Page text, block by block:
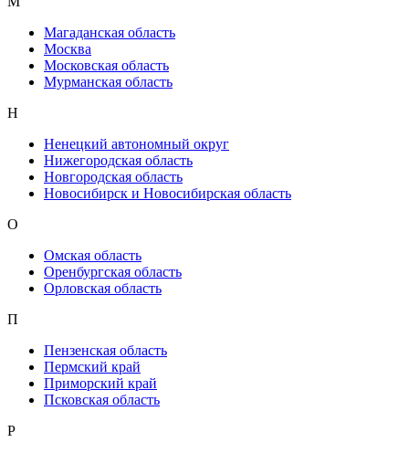
Магаданская область
Москва
Московская область
Мурманская область
Н
Ненецкий автономный округ
Нижегородская область
Новгородская область
Новосибирск и Новосибирская область
О
Омская область
Оренбургская область
Орловская область
П
Пензенская область
Пермский край
Приморский край
Псковская область
Р